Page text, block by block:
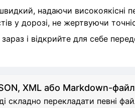
надаючи високоякісні
у дорозі, не жертвуючи
і відкрийте для себе
XML або Markdown-
складно перекладати певні